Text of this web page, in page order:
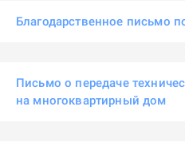
Благодарственное письмо
Письмо о передаче
на многоквартирный дом